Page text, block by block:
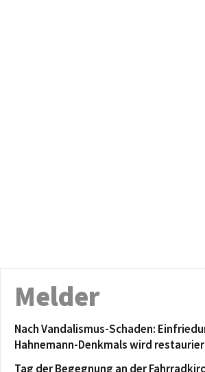
Melder
Nach Vandalismus-Schaden:
Hahnemann-Denkmals wird
Tag der Begegnung an der